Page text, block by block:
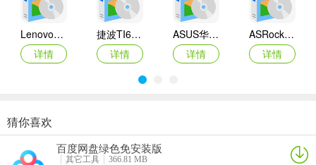
Lenovo联想 Ideapad Z465/Z565系列笔记本 声卡驱动
详情
捷波TI61AG-A主板BIOS
详情
ASUS华硕F1A55-M LX3 R2.0主板BIOS
详情
ASRock华擎IMB-A160主板BIOS
详情
奥睿科PAS3062-2E/PAS3062-2S/PAS3064-2S2E系列扩展卡驱动
详情
Canon佳能 PowerShot A310 WIA驱动
详情
AMD Mobility Radeon HD 2000/HD 3000/HD 4000/HD 5000系列移动显卡催化剂驱动
映泰Hi-Fi H77S 5.x主板BIOS
猜你喜欢
百度网盘绿色免安装版
其它工具
366.81 MB